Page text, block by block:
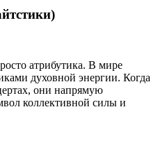
атрибутика. В мире
духовной энергии. Когда
они напрямую
коллективной силы и